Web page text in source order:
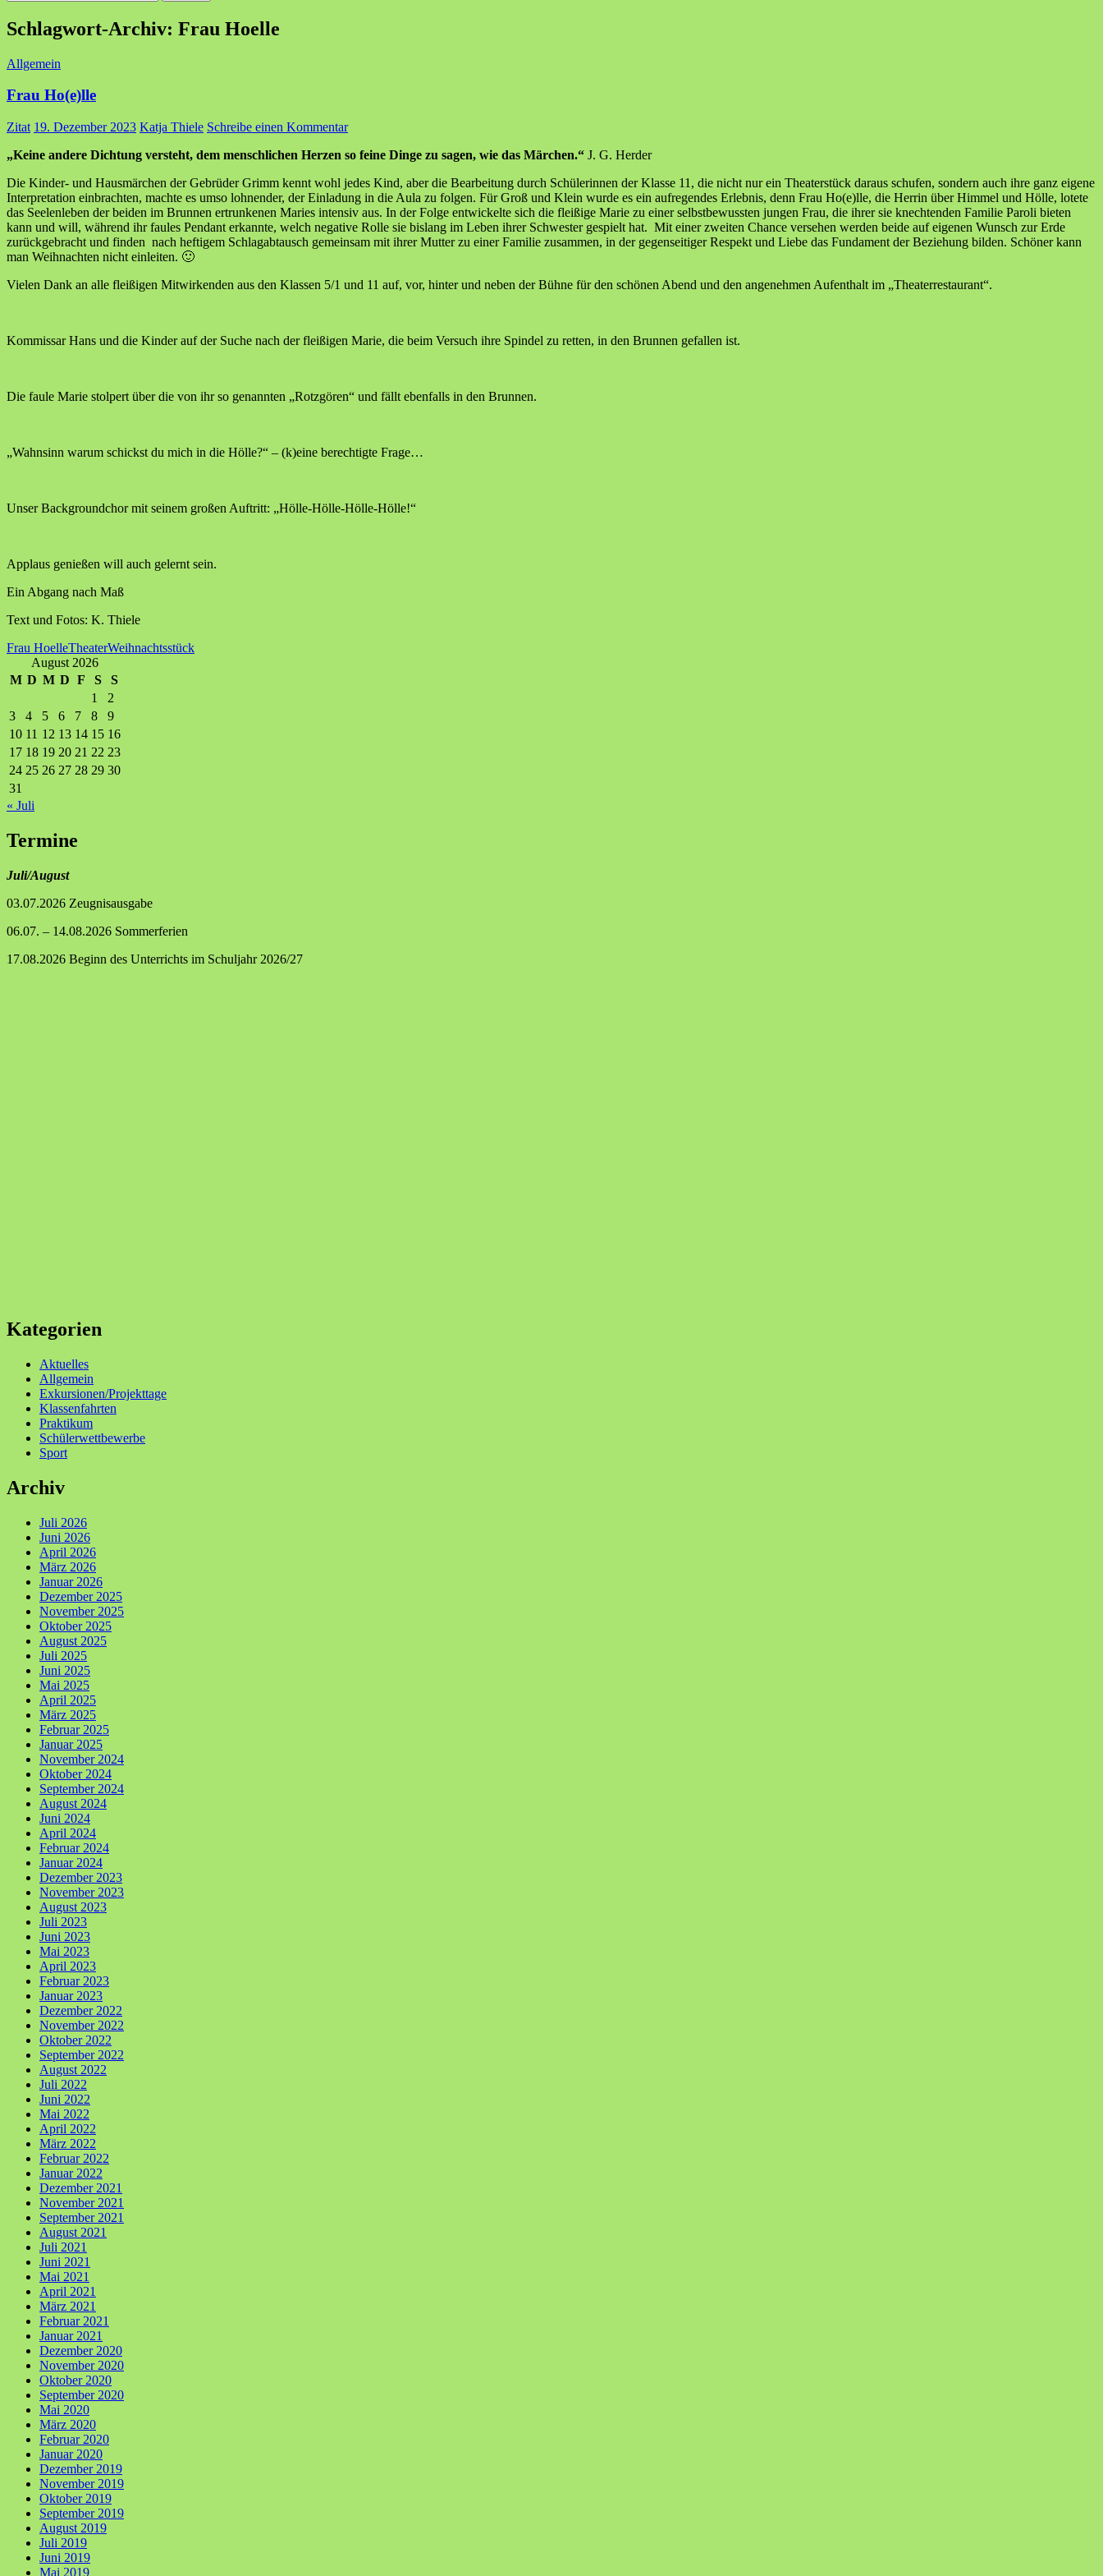
nach:
Schlagwort-Archiv: Frau Hoelle
Allgemein
Frau Ho(e)lle
Zitat 19. Dezember 2023 Katja Thiele Schreibe einen Kommentar
„Keine andere Dichtung versteht, dem menschlichen Herzen so feine Dinge zu sagen, wie das Märchen.“ J. G. Herder
Die Kinder- und Hausmärchen der Gebrüder Grimm kennt wohl jedes Kind, aber die Bearbeitung durch Schülerinnen der Klasse 11, die nicht nur ein Theaterstück daraus schufen, sondern auch ihre ganz eigene
Interpretation einbrachten, machte es umso lohnender, der Einladung in die Aula zu folgen. Für Groß und Klein wurde es ein aufregendes Erlebnis, denn Frau Ho(e)lle, die Herrin über Himmel und Hölle, lotete
das Seelenleben der beiden im Brunnen ertrunkenen Maries intensiv aus. In der Folge entwickelte sich die fleißige Marie zu einer selbstbewussten jungen Frau, die ihrer sie knechtenden Familie Paroli bieten
kann und will, während ihr faules Pendant erkannte, welch negative Rolle sie bislang im Leben ihrer Schwester gespielt hat. Mit einer zweiten Chance versehen werden beide auf eigenen Wunsch zur Erde
zurückgebracht und finden nach heftigem Schlagabtausch gemeinsam mit ihrer Mutter zu einer Familie zusammen, in der gegenseitiger Respekt und Liebe das Fundament der Beziehung bilden. Schöner kann
man Weihnachten nicht einleiten. 🙂
Vielen Dank an alle fleißigen Mitwirkenden aus den Klassen 5/1 und 11 auf, vor, hinter und neben der Bühne für den schönen Abend und den angenehmen Aufenthalt im „Theaterrestaurant“.
Kommissar Hans und die Kinder auf der Suche nach der fleißigen Marie, die beim Versuch ihre Spindel zu retten, in den Brunnen gefallen ist.
Die faule Marie stolpert über die von ihr so genannten „Rotzgören“ und fällt ebenfalls in den Brunnen.
„Wahnsinn warum schickst du mich in die Hölle?“ – (k)eine berechtigte Frage…
Unser Backgroundchor mit seinem großen Auftritt: „Hölle-Hölle-Hölle-Hölle!“
Applaus genießen will auch gelernt sein.
Ein Abgang nach Maß
Text und Fotos: K. Thiele
Frau HoelleTheaterWeihnachtsstück
August 2026
M D M D F S
S
1
2
3
4 5 6 7 8
9
10 11 12 13 14 15 16
17 18 19 20 21 22 23
24 25 26 27 28 29 30
31
« Juli
Termine
Juli/August
03.07.2026 Zeugnisausgabe
06.07. – 14.08.2026 Sommerferien
17.08.2026 Beginn des Unterrichts im Schuljahr 2026/27
Kategorien
Aktuelles
Allgemein
Exkursionen/Projekttage
Klassenfahrten
Praktikum
Schülerwettbewerbe
Sport
Archiv
Juli 2026
Juni 2026
April 2026
März 2026
Januar 2026
Dezember 2025
November 2025
Oktober 2025
August 2025
Juli 2025
Juni 2025
Mai 2025
April 2025
März 2025
Februar 2025
Januar 2025
November 2024
Oktober 2024
September 2024
August 2024
Juni 2024
April 2024
Februar 2024
Januar 2024
Dezember 2023
November 2023
August 2023
Juli 2023
Juni 2023
Mai 2023
April 2023
Februar 2023
Januar 2023
Dezember 2022
November 2022
Oktober 2022
September 2022
August 2022
Juli 2022
Juni 2022
Mai 2022
April 2022
März 2022
Februar 2022
Januar 2022
Dezember 2021
November 2021
September 2021
August 2021
Juli 2021
Juni 2021
Mai 2021
April 2021
März 2021
Februar 2021
Januar 2021
Dezember 2020
November 2020
Oktober 2020
September 2020
Mai 2020
März 2020
Februar 2020
Januar 2020
Dezember 2019
November 2019
Oktober 2019
September 2019
August 2019
Juli 2019
Juni 2019
Mai 2019